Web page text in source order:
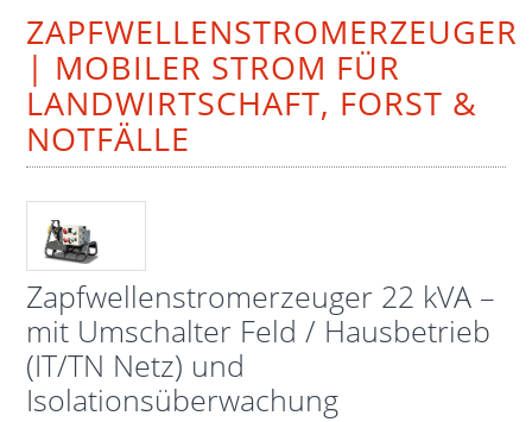
ZAPFWELLENSTROMERZEUGER
| MOBILER STROM FÜR
LANDWIRTSCHAFT, FORST &
NOTFÄLLE
Zapfwellenstromerzeuger 22 kVA –
mit Umschalter Feld / Hausbetrieb
(IT/TN Netz) und
Isolationsüberwachung